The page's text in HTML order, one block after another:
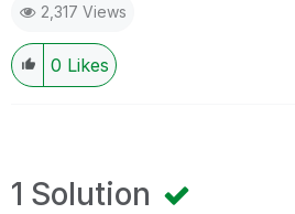
2,317 Views
0 Likes
1 Solution